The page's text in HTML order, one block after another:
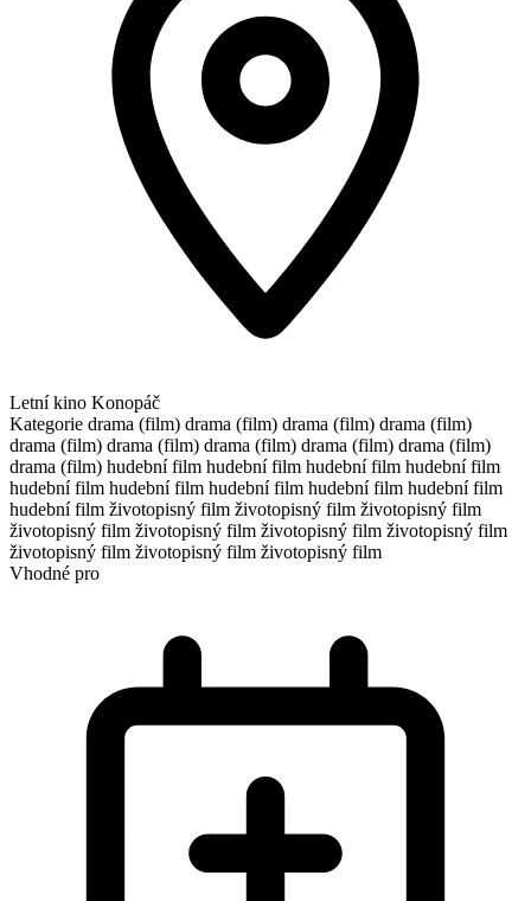
Letní kino Konopáč
Kategorie drama (film) drama (film) drama (film) drama (film)
drama (film) drama (film) drama (film) drama (film) drama (film)
drama (film) hudební film hudební film hudební film hudební film
hudební film hudební film hudební film hudební film hudební film
hudební film životopisný film životopisný film životopisný film
životopisný film životopisný film životopisný film životopisný film
životopisný film životopisný film životopisný film
Vhodné pro